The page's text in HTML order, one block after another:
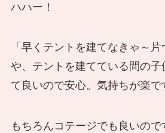
ハハー！
「早くテントを建てなきゃ～片
や、テントを建てている間の子
て良いので安心。気持ちが楽で
もちろんコテージでも良いの